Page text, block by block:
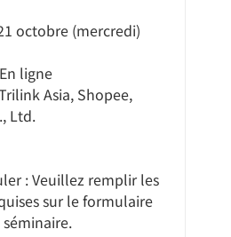
octobre (mercredi)
ligne
Asia, Shopee,
Ltd.
: Veuillez remplir les
sur le formulaire